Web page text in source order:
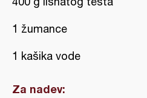
1 žumance
1 kašika vode
Za nadev: